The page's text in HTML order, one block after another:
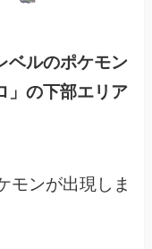
ベルのポケモン
」の下部エリア
モンが出現しま